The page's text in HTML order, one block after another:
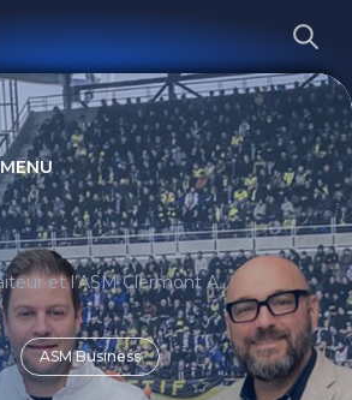
RECHERCHER
MENU
Montrognon Traiteur et l’ASM Clermont Auvergne font équipe jusqu’en 2026
ASM Business